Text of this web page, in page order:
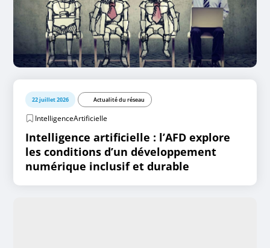
22 juillet 2026 Actualité du réseau
IntelligenceArtificielle
Intelligence artificielle : l’AFD explore
les conditions d’un développement
numérique inclusif et durable